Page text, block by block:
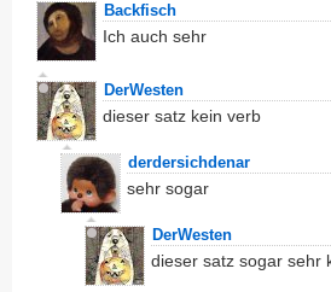
Backfisch
Ich auch sehr
DerWesten
dieser satz kein verb
derdersichdenar
sehr sogar
DerWesten
dieser satz sogar sehr